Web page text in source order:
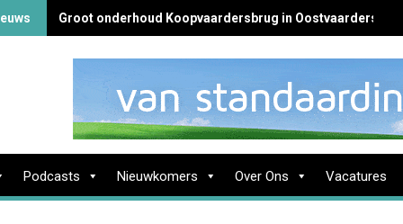
Groot onderhoud Koopvaardersbrug in Oostvaardersbuurt
Podcasts Nieuwkomers Over Ons Vacatures